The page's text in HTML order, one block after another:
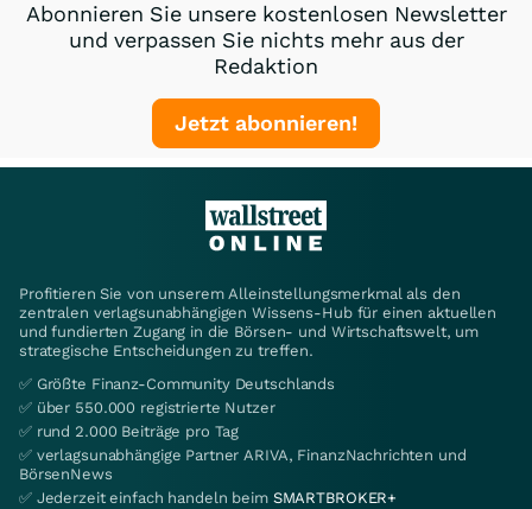
Abonnieren Sie unsere kostenlosen Newsletter
und verpassen Sie nichts mehr aus der
Redaktion
Jetzt abonnieren!
Profitieren Sie von unserem Alleinstellungsmerkmal als den
zentralen verlagsunabhängigen Wissens-Hub für einen aktuellen
und fundierten Zugang in die Börsen- und Wirtschaftswelt, um
strategische Entscheidungen zu treffen.
✅ Größte Finanz-Community Deutschlands
✅ über 550.000 registrierte Nutzer
✅ rund 2.000 Beiträge pro Tag
✅ verlagsunabhängige Partner ARIVA, FinanzNachrichten und
BörsenNews
✅ Jederzeit einfach handeln beim SMARTBROKER+